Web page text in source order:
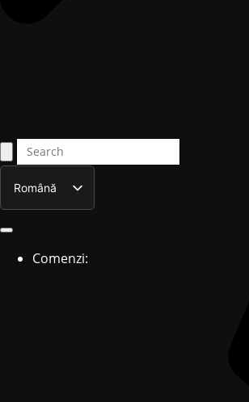
Română
English
Comenzi: